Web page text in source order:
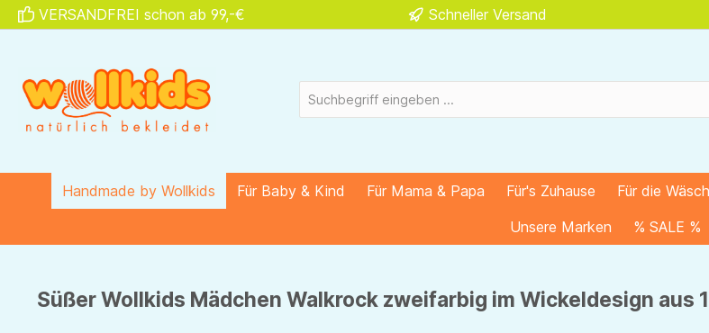
Zur Hauptnavigation springen
VERSANDFREI schon ab 99,-€ Schneller Versand
Handmade by Wollkids Für Baby & Kind Für Mama & Papa Für's Zuhause Für die
Unsere Marken
% SALE %
Süßer Wollkids Mädchen Walkrock zweifarbig im Wickeldesign aus